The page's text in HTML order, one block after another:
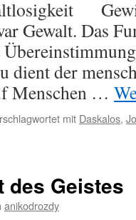
Gewalt. Das
der
Menschen …
mit Daskalos,
des Geistes
anikodrozdy